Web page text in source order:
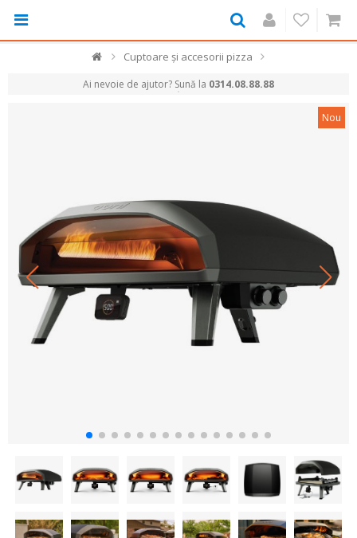
Cuptoare și accesorii pizza
Ai nevoie de ajutor? Sună la 0314.08.88.88
Nou